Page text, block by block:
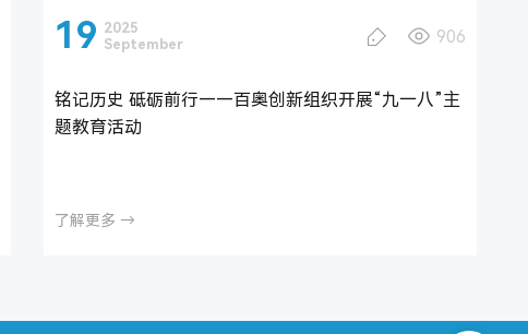
19 2025
September
906
铭记历史 砥砺前行——百奥创新组织开展“九一八”主
题教育活动
了解更多 →